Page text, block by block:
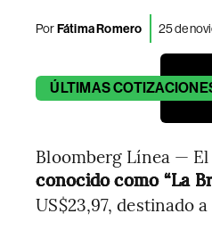
PorFátima Romero 25 de
ÚLTIMAS
Bloomberg Línea —
conocido como “La
US$23,97, destinado